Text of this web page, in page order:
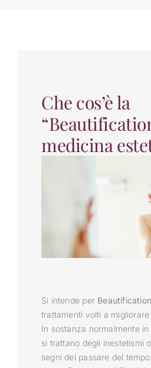
Che cos’è la
medicina
Si intende per Beautification
trattamenti volti a migliorare
In sostanza normalmente
si trattano degli inestetismi
segni del passare del tempo.